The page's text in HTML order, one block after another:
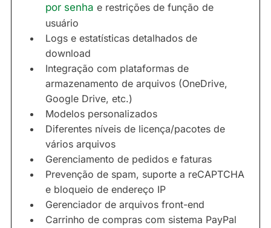
por senha e restrições de função de
usuário
Logs e estatísticas detalhados de
download
Integração com plataformas de
armazenamento de arquivos (OneDrive,
Google Drive, etc.)
Modelos personalizados
Diferentes níveis de licença/pacotes de
vários arquivos
Gerenciamento de pedidos e faturas
Prevenção de spam, suporte a reCAPTCHA
e bloqueio de endereço IP
Gerenciador de arquivos front-end
Carrinho de compras com sistema PayPal